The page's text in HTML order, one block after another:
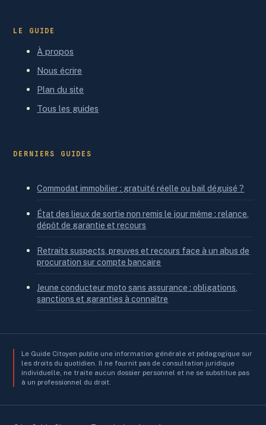
LE GUIDE
À propos
Nous écrire
Plan du site
Tous les guides
DERNIERS GUIDES
Commodat immobilier : gratuité réelle ou bail déguisé ?
État des lieux de sortie non remis le jour même : relance,
dépôt de garantie et recours
Retraits suspects, preuves et recours face à un abus de
procuration sur compte bancaire
Jeune conducteur moto sans assurance : obligations,
sanctions et garanties à connaître
Le Guide Citoyen publie une information générale et pédagogique sur
les droits du quotidien. Il ne fournit pas de consultation juridique
individuelle, ne traite aucun dossier personnel et ne se substitue pas
à un professionnel du droit.